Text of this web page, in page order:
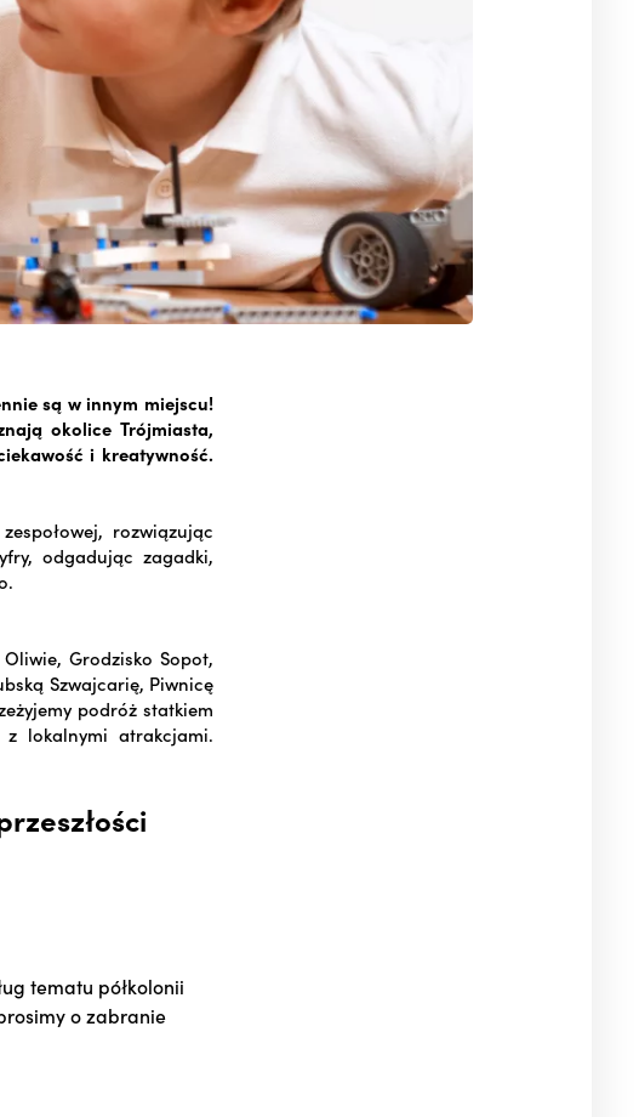
są w innym miejscu!
okolice Trójmiasta,
i kreatywność.
rozwiązując
odgadując zagadki,
Grodzisko Sopot,
Szwajcarię, Piwnicę
podróż statkiem
lokalnymi atrakcjami.
tematu półkolonii
o zabranie